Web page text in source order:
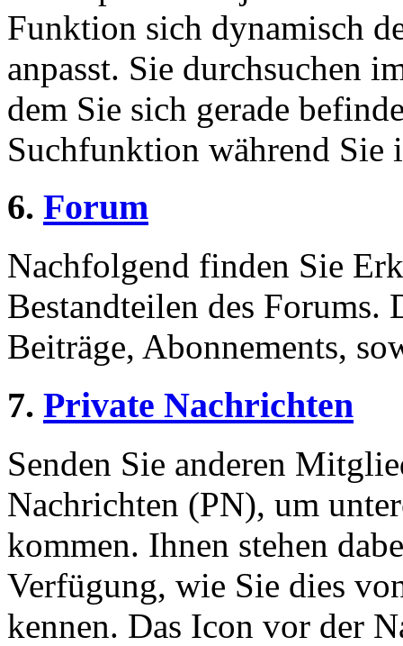
Funktion sich dynamisch
anpasst. Sie durchsuchen
dem Sie sich gerade
Suchfunktion während Sie
6. Forum
Nachfolgend finden Sie
Bestandteilen des Forums.
Beiträge, Abonnements,
7. Private Nachrichten
Senden Sie anderen
Nachrichten (PN), um
kommen. Ihnen stehen
Verfügung, wie Sie dies
kennen. Das Icon vor der